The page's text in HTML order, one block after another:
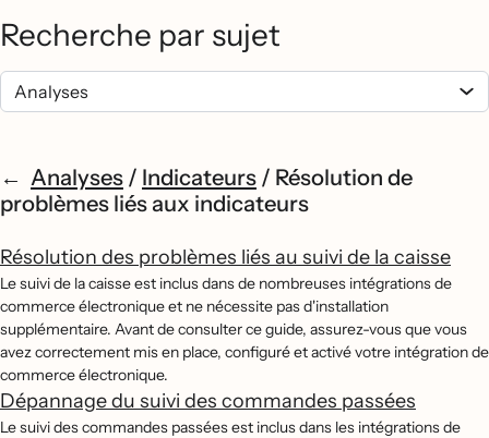
Recherche par sujet
Analyses / Indicateurs / Résolution de
problèmes liés aux indicateurs
Résolution des problèmes liés au suivi de la caisse
Le suivi de la caisse est inclus dans de nombreuses intégrations de
commerce électronique et ne nécessite pas d'installation
supplémentaire. Avant de consulter ce guide, assurez-vous que vous
avez correctement mis en place, configuré et activé votre intégration de
commerce électronique.
Dépannage du suivi des commandes passées
Le suivi des commandes passées est inclus dans les intégrations de